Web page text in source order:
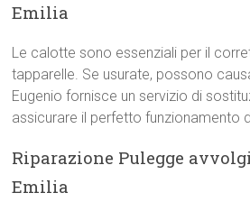
Emilia
Le calotte sono essenziali per il
tapparelle. Se usurate, possono
Eugenio fornisce un servizio di
assicurare il perfetto funzionamento
Riparazione Pulegge
Emilia